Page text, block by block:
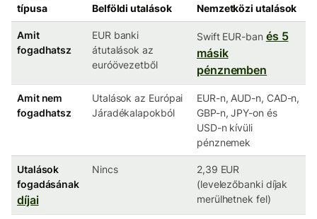
típusa
Belföldi utalások Nemzetközi utalások
Amit
fogadhatsz
EUR banki
átutalások az
euróövezetből
Swift EUR-ban és 5
másik
pénznemben
Amit nem
fogadhatsz
Utalások az Európai
Járadékalapokból
EUR-n, AUD-n, CAD-n,
GBP-n, JPY-on és
USD-n kívüli
pénznemek
Utalások
fogadásának
díjai
Nincs
2,39 EUR
(levelezőbanki díjak
merülhetnek fel)